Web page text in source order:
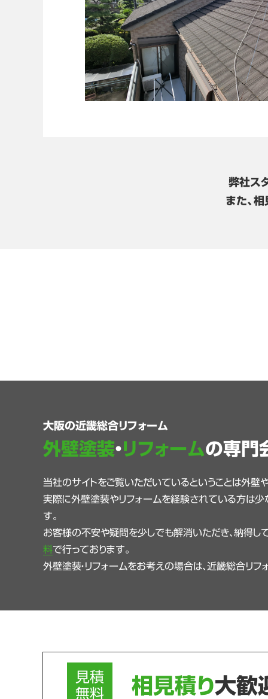
弊社ス
また、
大阪の近畿総合リフォーム
外壁塗装・リフォームの専門
当社のサイトをご覧いただいているということは外壁
実際に外壁塗装やリフォームを経験されている方は
す。
お客様の不安や疑問を少しでも解消いただき、納得し
料で行っております。
外壁塗装・リフォームをお考えの場合は、近畿総合リフ
見積
無料
相見積り大歓